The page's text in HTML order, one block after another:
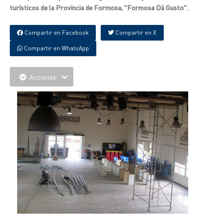
turísticos de la Provincia de Formosa, "Formosa Dá Gusto".
Compartir en Facebook Compartir en X
Compartir en WhatsApp
Acciones